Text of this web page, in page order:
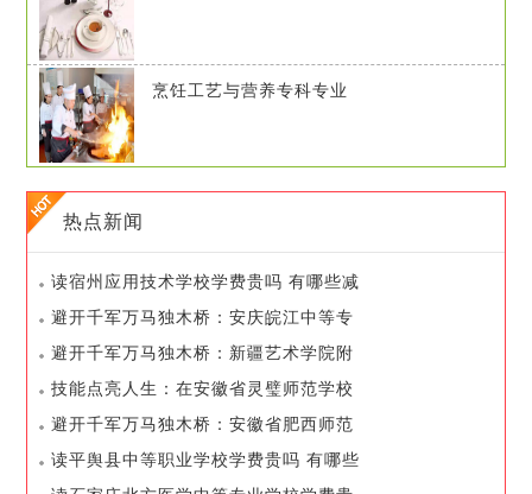
烹饪工艺与营养专科专业
热点新闻
读宿州应用技术学校学费贵吗 有哪些减
免和资助政策
避开千军万马独木桥：安庆皖江中等专
业学校如何帮你弯道超车
避开千军万马独木桥：新疆艺术学院附
属中等艺术学校如何帮你弯道超车
技能点亮人生：在安徽省灵璧师范学校
如何开启你的职业之路
避开千军万马独木桥：安徽省肥西师范
学校如何帮你弯道超车
读平舆县中等职业学校学费贵吗 有哪些